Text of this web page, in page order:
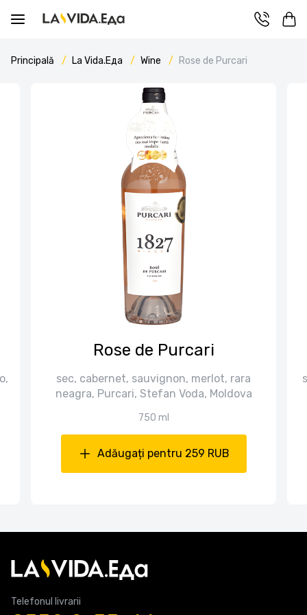
Principală La Vida.Еда Wine Rose de Purcari
Rose de Purcari
sec, cabernet, sauvignon, merlot, rara
neagra, Purcari, Stefan Voda, Moldova
750 ml
Adăugați pentru 259 RUB
Telefonul livrarii